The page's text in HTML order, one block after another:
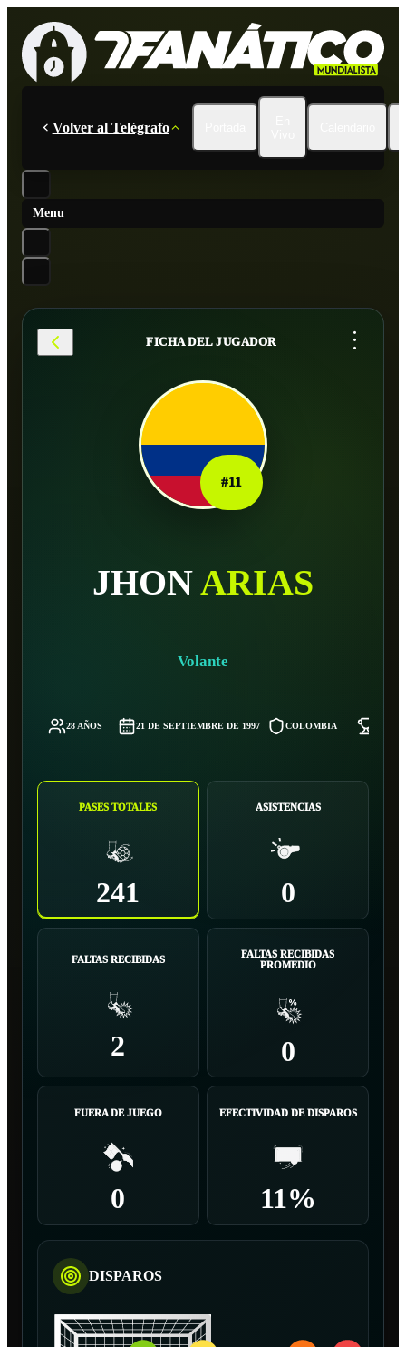
Volver al Telégrafo
Menu
FICHA DEL JUGADOR ...
#11
JHONARIAS
Volante
28 AÑOS 21 DE SEPTIEMBRE DE 1997 COLOMBIA
PASES TOTALES
241
ASISTENCIAS
0
FALTAS RECIBIDAS
2
FALTAS RECIBIDAS
PROMEDIO
0
FUERA DE JUEGO
0
EFECTIVIDAD DE DISPAROS
11%
DISPAROS